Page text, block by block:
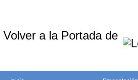
Volver a la Portada de